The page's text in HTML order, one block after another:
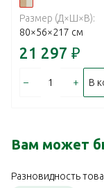
Размер (Д×Ш×В):
80×56×217 см
21 297 ₽
– + В
Вам может
Разновидность